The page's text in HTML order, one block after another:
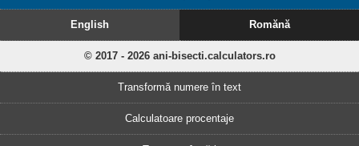
English Romănă
© 2017 - 2026 ani-bisecti.calculators.ro
Transformă numere în text
Calculatoare procentaje